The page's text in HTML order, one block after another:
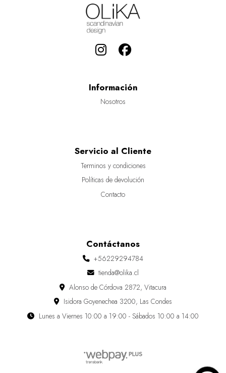
Información
Nosotros
Servicio al Cliente
Terminos y condiciones
Políticas de devolución
Contacto
Contáctanos
+56229294784
tienda@olika.cl
Alonso de Córdova 2872, Vitacura
Isidora Goyenechea 3200, Las Condes
Lunes a Viernes 10:00 a 19:00 - Sábados 10:00 a 14:00